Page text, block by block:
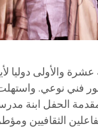
نوعي. واستهلت